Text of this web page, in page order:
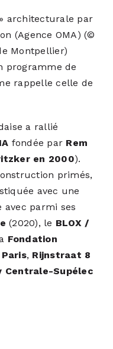
architecturale par
(Agence OMA) (©
Montpellier)
programme de
rappelle celle de
a rallié
fondée par Rem
en 2000).
primés,
avec une
avec parmi ses
(2020), le BLOX /
Fondation
Paris, Rijnstraat 8
Centrale-Supélec